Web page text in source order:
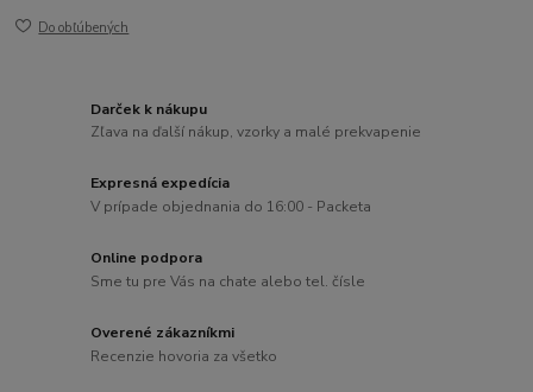
Do obľúbených
Darček k nákupu
Zľava na ďalší nákup, vzorky a malé prekvapenie
Expresná expedícia
V prípade objednania do 16:00 - Packeta
Online podpora
Sme tu pre Vás na chate alebo tel. čísle
Overené zákazníkmi
Recenzie hovoria za všetko